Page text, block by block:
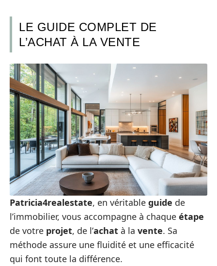
LE GUIDE COMPLET DE
L’ACHAT À LA VENTE
Patricia4realestate, en véritable guide de
l’immobilier, vous accompagne à chaque étape
de votre projet, de l’achat à la vente. Sa
méthode assure une fluidité et une efficacité
qui font toute la différence.